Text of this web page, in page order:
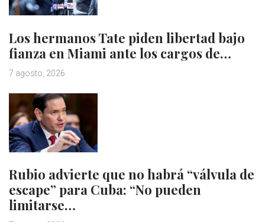
Los hermanos Tate piden libertad bajo
fianza en Miami ante los cargos de…
7 agosto, 2026
Rubio advierte que no habrá “válvula de
escape” para Cuba: “No pueden
limitarse…